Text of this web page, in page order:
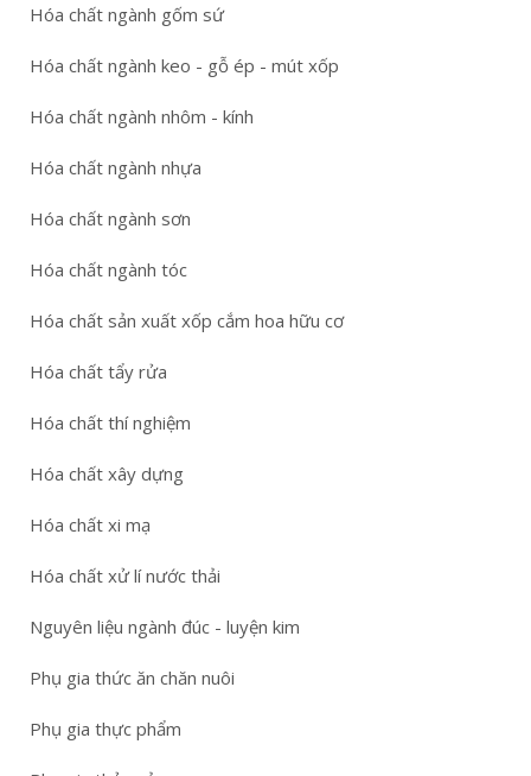
Hóa chất ngành gốm sứ
Hóa chất ngành keo - gỗ ép - mút xốp
Hóa chất ngành nhôm - kính
Hóa chất ngành nhựa
Hóa chất ngành sơn
Hóa chất ngành tóc
Hóa chất sản xuất xốp cắm hoa hữu cơ
Hóa chất tẩy rửa
Hóa chất thí nghiệm
Hóa chất xây dựng
Hóa chất xi mạ
Hóa chất xử lí nước thải
Nguyên liệu ngành đúc - luyện kim
Phụ gia thức ăn chăn nuôi
Phụ gia thực phẩm